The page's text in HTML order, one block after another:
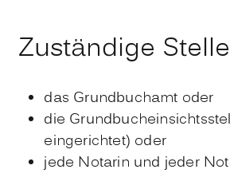
Zuständige Stelle
das Grundbuchamt oder
die
eingerichtet) oder
jede Notarin und jeder